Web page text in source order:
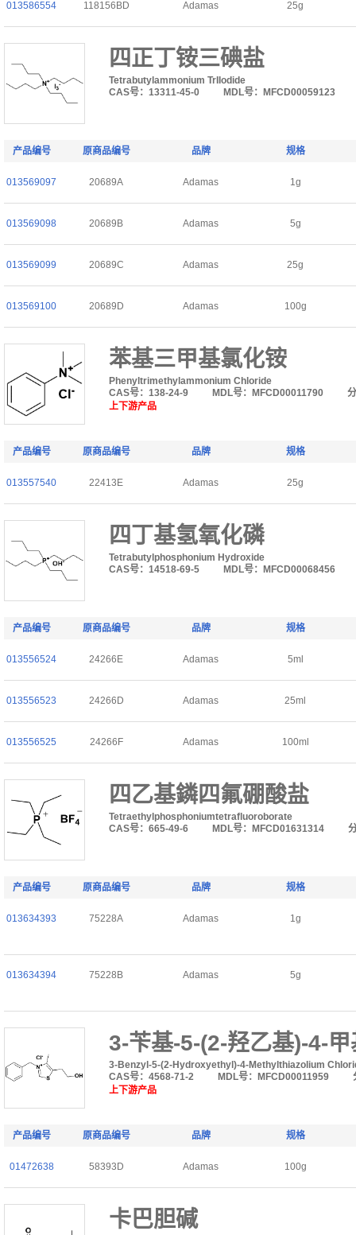
013586554 118156BD Adamas 25g
四正丁铵三碘盐
Tetrabutylammonium TrIIodide
CAS号：13311-45-0
MDL号：MFCD00059123
产品编号 原商品编号 品牌 规格
013569097 20689A Adamas 1g
013569098 20689B Adamas 5g
013569099 20689C Adamas 25g
013569100 20689D Adamas 100g
苯基三甲基氯化铵
Phenyltrimethylammonium Chloride
CAS号：138-24-9
MDL号：MFCD00011790
上下游产品
产品编号 原商品编号 品牌 规格
013557540 22413E Adamas 25g
四丁基氢氧化磷
Tetrabutylphosphonium Hydroxide
CAS号：14518-69-5
MDL号：MFCD00068456
产品编号 原商品编号 品牌 规格
013556524 24266E Adamas 5ml
013556523 24266D Adamas 25ml
013556525 24266F Adamas 100ml
四乙基鏻四氟硼酸盐
Tetraethylphosphoniumtetrafluoroborate
CAS号：665-49-6
MDL号：MFCD01631314
产品编号 原商品编号 品牌 规格
013634393 75228A Adamas 1g
013634394 75228B Adamas 5g
3-苄基-5-(2-羟乙基)-4-
3-Benzyl-5-(2-Hydroxyethyl)-4-Methylthiazolium
CAS号：4568-71-2
MDL号：MFCD00011959
上下游产品
产品编号 原商品编号 品牌 规格
01472638 58393D Adamas 100g
卡巴胆碱